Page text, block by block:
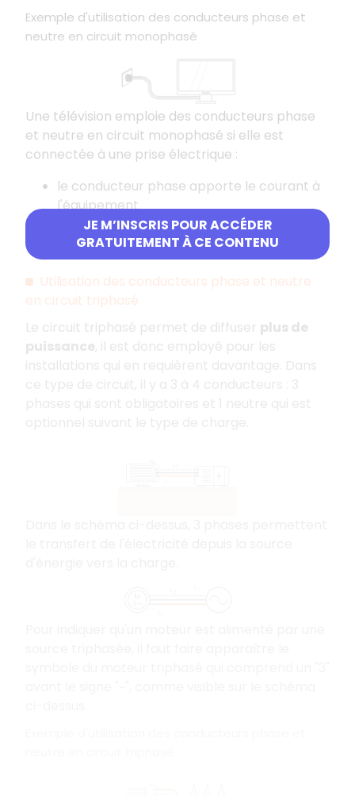
JE M’INSCRIS POUR ACCÉDER
GRATUITEMENT À CE CONTENU
Exemple d'utilisation des conducteurs phase et
neutre en circuit monophasé
Une télévision emploie des conducteurs phase
et neutre en circuit monophasé si elle est
connectée à une prise électrique :
le conducteur phase apporte le courant à
l'équipement
le conducteur neutre permet au courant
de faire le chemin retour.
Utilisation des conducteurs phase et neutre
en circuit triphasé
Le circuit triphasé permet de diffuser plus de
puissance, il est donc employé pour les